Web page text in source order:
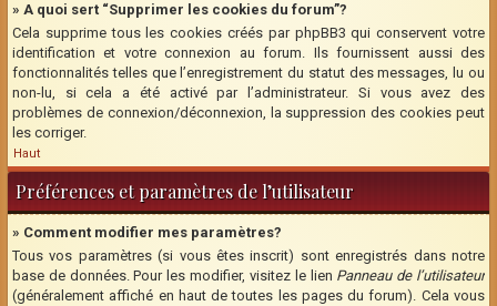
» A quoi sert “Supprimer les cookies du forum”?
Cela supprime tous les cookies créés par phpBB3 qui conservent votre
identification et votre connexion au forum. Ils fournissent aussi des
fonctionnalités telles que l’enregistrement du statut des messages, lu ou
non-lu, si cela a été activé par l’administrateur. Si vous avez des
problèmes de connexion/déconnexion, la suppression des cookies peut
les corriger.
Haut
Préférences et paramètres de l’utilisateur
» Comment modifier mes paramètres?
Tous vos paramètres (si vous êtes inscrit) sont enregistrés dans notre
base de données. Pour les modifier, visitez le lien Panneau de l’utilisateur
(généralement affiché en haut de toutes les pages du forum). Cela vous